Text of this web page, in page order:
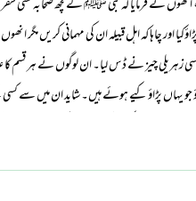
نے فرمایا کہ نبی ﷺ کے کچھ صحابہ کسی
چاہا کہ اہل قبیلہ ان کی مہمانی کریں
زہریلی چیز نے ڈس لیا۔ ان لوگوں نے ہر قسم کا
یہاں پڑاؤ کیے ہوئے ہیں۔ شاید ان میں سے